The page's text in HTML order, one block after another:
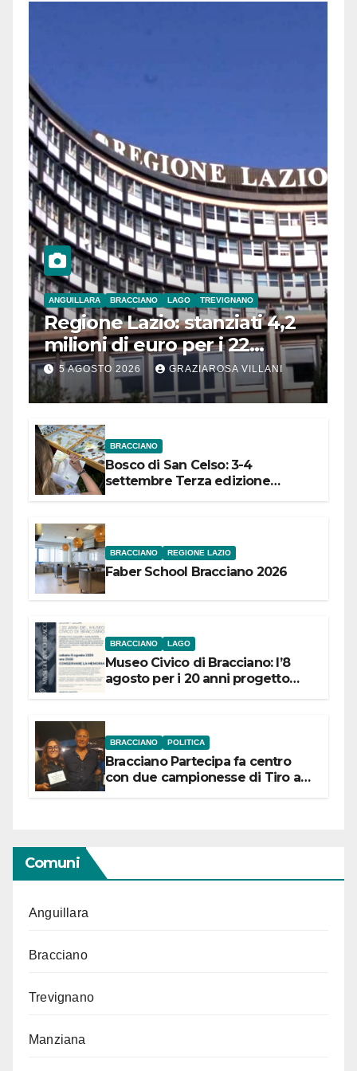
ANGUILLARA BRACCIANO LAGO TREVIGNANO
Regione Lazio: stanziati 4,2
milioni di euro per i 22
Comuni dell’Etruria
Meridionale
5 AGOSTO 2026 GRAZIAROSA VILLANI
BRACCIANO
Bosco di San Celso: 3-4
settembre Terza edizione
BRACCIANO REGIONE LAZIO
Faber School Bracciano 2026
BRACCIANO LAGO
Museo Civico di Bracciano: l’8
agosto per i 20 anni progetto
BRACCIANO POLITICA
Bracciano Partecipa fa centro
con due campionesse di Tiro a
Comuni
Anguillara
Bracciano
Trevignano
Manziana